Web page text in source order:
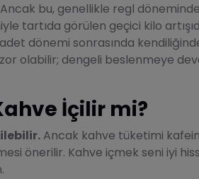
Ancak bu, genellikle regl
tartıda görülen geçici kilo
dönemi sonrasında
olabilir; dengeli beslenmeye
İçilir mi?
Ancak kahve tüketimi
önerilir. Kahve içmek seni iyi